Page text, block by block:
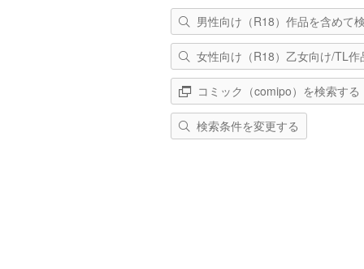
男性向け（R18）作品を含めて
女性向け（R18）乙女向け/TL作
コミック（comipo）を検索する
検索条件を変更する